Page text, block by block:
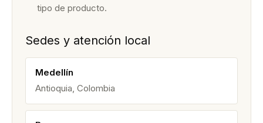
tipo de producto.
Sedes y atención local
Medellín
Antioquia, Colombia